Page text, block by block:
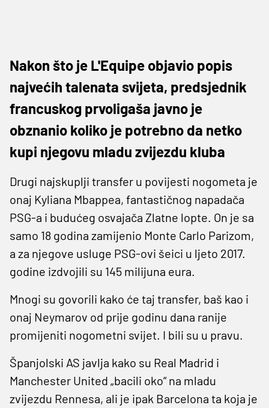
Nakon što je L'Equipe objavio popis
najvećih talenata svijeta, predsjednik
francuskog prvoligaša javno je
obznanio koliko je potrebno da netko
kupi njegovu mladu zvijezdu kluba
Drugi najskuplji transfer u povijesti nogometa je
onaj Kyliana Mbappea, fantastičnog napadača
PSG-a i budućeg osvajača Zlatne lopte. On je sa
samo 18 godina zamijenio Monte Carlo Parizom,
a za njegove usluge PSG-ovi šeici u ljeto 2017.
godine izdvojili su 145 milijuna eura.
Mnogi su govorili kako će taj transfer, baš kao i
onaj Neymarov od prije godinu dana ranije
promijeniti nogometni svijet. I bili su u pravu.
Španjolski AS javlja kako su Real Madrid i
Manchester United „bacili oko“ na mladu
zvijezdu Rennesa, ali je ipak Barcelona ta koja je